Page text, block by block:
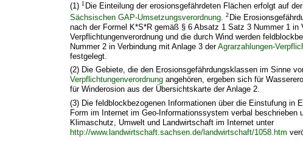
(1)1 Die Einteilung der erosionsgefährdeten Flächen erfolgt auf
Sächsischen GAP-Umsetzungsverordnung .2 Die
nach der Formel K*S*R gemäß § 6 Absatz 1 Satz 3 Nummer 1 in
Verpflichtungenverordnung und die durch Wind werden
Nummer 2 in Verbindung mit Anlage 3 derAgrarzahlungen-
festgelegt.
(2) Die Gebiete, die den Erosionsgefährdungsklassen im Sinne
Verpflichtungenverordnung angehören, ergeben sich für
für Winderosion aus der Übersichtskarte der Anlage 2.
(3) Die feldblockbezogenen Informationen über die Einstufung in
Form im Internet im Geo-Informationssystem verbal beschrieben
Klimaschutz, Umwelt und Landwirtschaft im Internet unter
http://www.landwirtschaft.sachsen.de/landwirtschaft/1058.htm